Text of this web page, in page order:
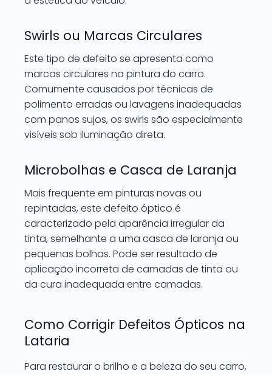
Swirls ou Marcas Circulares
Este tipo de defeito se apresenta como
marcas circulares na pintura do carro.
Comumente causados por técnicas de
polimento erradas ou lavagens inadequadas
com panos sujos, os swirls são especialmente
visíveis sob iluminação direta.
Microbolhas e Casca de Laranja
Mais frequente em pinturas novas ou
repintadas, este defeito óptico é
caracterizado pela aparência irregular da
tinta, semelhante a uma casca de laranja ou
pequenas bolhas. Pode ser resultado de
aplicação incorreta de camadas de tinta ou
da cura inadequada entre camadas.
Como Corrigir Defeitos Ópticos na
Lataria
Para restaurar o brilho e a beleza do seu carro,